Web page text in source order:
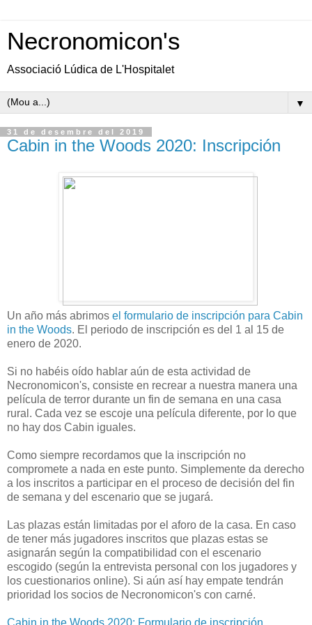
Necronomicon's
Associació Lúdica de L'Hospitalet
▼
31 de desembre del 2019
Cabin in the Woods 2020: Inscripción
Un año más abrimos el formulario de inscripción para Cabin
in the Woods. El periodo de inscripción es del 1 al 15 de
enero de 2020.
Si no habéis oído hablar aún de esta actividad de
Necronomicon's, consiste en recrear a nuestra manera una
película de terror durante un fin de semana en una casa
rural. Cada vez se escoje una película diferente, por lo que
no hay dos Cabin iguales.
Como siempre recordamos que la inscripción no
compromete a nada en este punto. Simplemente da derecho
a los inscritos a participar en el proceso de decisión del fin
de semana y del escenario que se jugará.
Las plazas están limitadas por el aforo de la casa. En caso
de tener más jugadores inscritos que plazas estas se
asignarán según la compatibilidad con el escenario
escogido (según la entrevista personal con los jugadores y
los cuestionarios online). Si aún así hay empate tendrán
prioridad los socios de Necronomicon's con carné.
Cabin in the Woods 2020: Formulario de inscripción